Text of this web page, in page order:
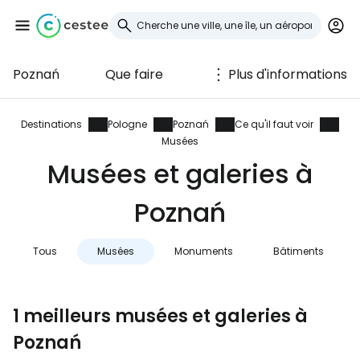
Poznań Que faire Plus d'informations
Destinations Pologne Poznań
Ce qu'il faut voir
Musées
Musées et galeries à
Poznań
Tous Musées Monuments Bâtiments
1 meilleurs musées et galeries à
Poznań
Se connecter à
Cestee
... la communauté mondiale des voyageurs
Continuer avec Google